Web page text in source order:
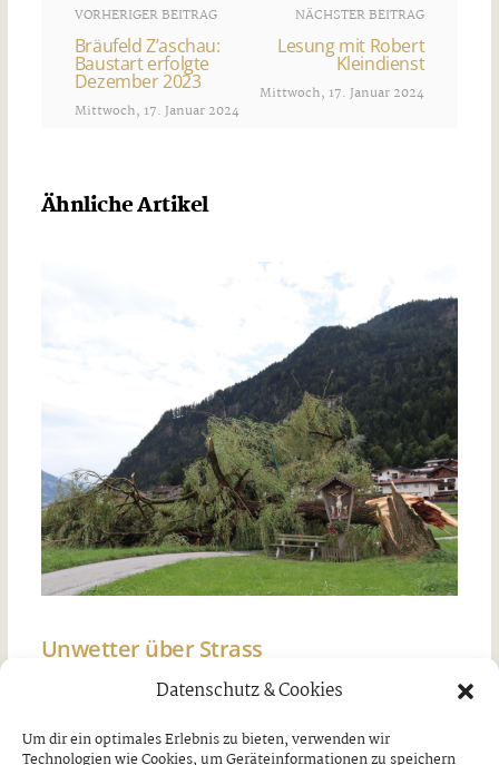
Datenschutz & Cookies
Um dir ein optimales Erlebnis zu bieten, verwenden wir
Technologien wie Cookies, um Geräteinformationen zu speichern
VORHERIGER BEITRAG
Bräufeld Z’aschau:
Baustart erfolgte
Dezember 2023
Mittwoch, 17. Januar 2024
NÄCHSTER BEITRAG
Lesung mit Robert
Kleindienst
Mittwoch, 17. Januar 2024
Ähnliche Artikel
Unwetter über Strass
Freitag, 7. August 2026